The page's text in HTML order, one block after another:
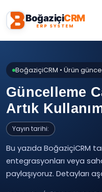
BoğaziçiCRM
ERP SYSTEM
BoğaziçiCRM • Ürün
Güncelleme
Artık
Yayın tarihi:
Bu yazıda BoğaziçiCRM
entegrasyonları veya
paylaşıyoruz. Detayları